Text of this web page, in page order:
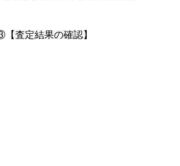
査定結果の確認】